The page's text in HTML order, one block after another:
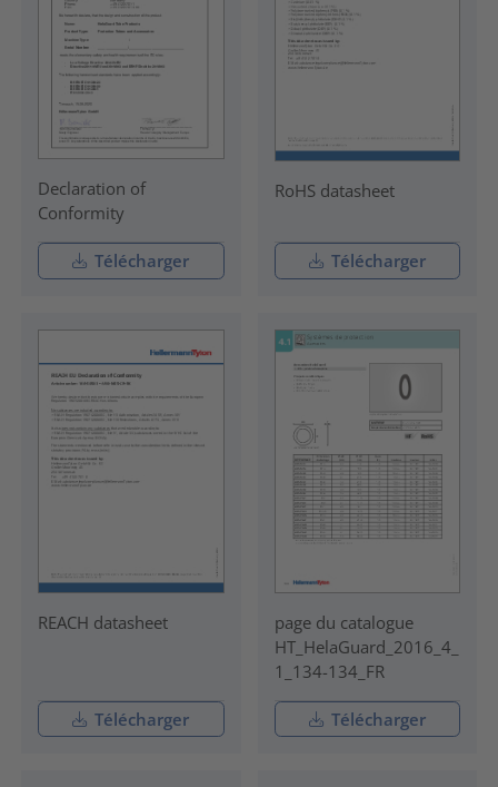
Declaration of
Conformity
Télécharger
RoHS datasheet
Télécharger
REACH datasheet
Télécharger
page du catalogue
HT_HelaGuard_2016_4_
1_134-134_FR
Télécharger